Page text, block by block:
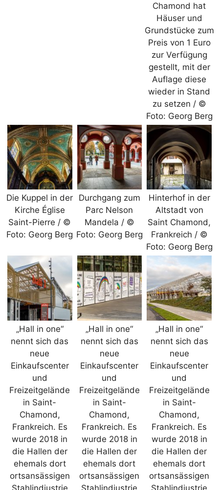
Chamond hat
Häuser und
Grundstücke zum
Preis von 1 Euro
zur Verfügung
gestellt, mit der
Auflage diese
wieder in Stand
zu setzen / ©
Foto: Georg Berg
Die Kuppel in der
Kirche Église
Saint-Pierre / ©
Foto: Georg Berg
Durchgang zum
Parc Nelson
Mandela / ©
Foto: Georg Berg
Hinterhof in der
Altstadt von
Saint Chamond,
Frankreich / ©
Foto: Georg Berg
„Hall in one“
nennt sich das
neue
Einkaufscenter
und
Freizeitgelände
in Saint-
Chamond,
Frankreich. Es
wurde 2018 in
die Hallen der
ehemals dort
ortsansässigen
Stahlindiustrie
„Hall in one“
nennt sich das
neue
Einkaufscenter
und
Freizeitgelände
in Saint-
Chamond,
Frankreich. Es
wurde 2018 in
die Hallen der
ehemals dort
ortsansässigen
Stahlindiustrie
„Hall in one“
nennt sich das
neue
Einkaufscenter
und
Freizeitgelände
in Saint-
Chamond,
Frankreich. Es
wurde 2018 in
die Hallen der
ehemals dort
ortsansässigen
Stahlindiustrie